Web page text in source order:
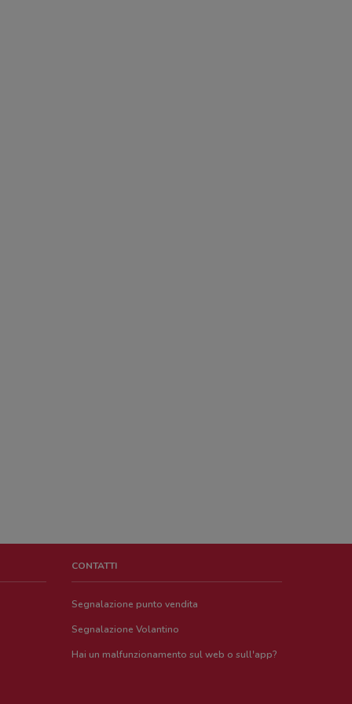
CONTATTI
Segnalazione punto vendita
Segnalazione Volantino
Hai un malfunzionamento sul web o sull'app?